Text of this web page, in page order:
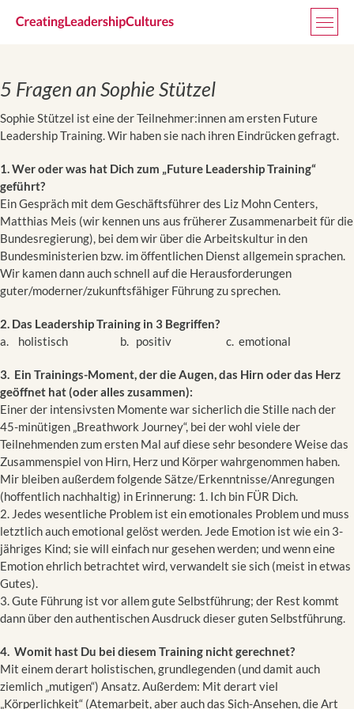
Zum Inhalt springen
5 Fragen an Sophie Stützel
Sophie Stützel ist eine der Teilnehmer:innen am ersten Future
Leadership Training. Wir haben sie nach ihren Eindrücken gefragt.
1. Wer oder was hat Dich zum „Future Leadership Training“
geführt?
Ein Gespräch mit dem Geschäftsführer des Liz Mohn Centers,
Matthias Meis (wir kennen uns aus früherer Zusammenarbeit für die
Bundesregierung), bei dem wir über die Arbeitskultur in den
Bundesministerien bzw. im öffentlichen Dienst allgemein sprachen.
Wir kamen dann auch schnell auf die Herausforderungen
guter/moderner/zukunftsfähiger Führung zu sprechen.
2. Das Leadership Training in 3 Begriffen?
a. holistisch b. positiv c. emotional
3. Ein Trainings-Moment, der die Augen, das Hirn oder das Herz
geöffnet hat (oder alles zusammen):
Einer der intensivsten Momente war sicherlich die Stille nach der
45-minütigen „Breathwork Journey“, bei der wohl viele der
Teilnehmenden zum ersten Mal auf diese sehr besondere Weise das
Zusammenspiel von Hirn, Herz und Körper wahrgenommen haben.
Mir bleiben außerdem folgende Sätze/Erkenntnisse/Anregungen
(hoffentlich nachhaltig) in Erinnerung: 1. Ich bin FÜR Dich.
2. Jedes wesentliche Problem ist ein emotionales Problem und muss
letztlich auch emotional gelöst werden. Jede Emotion ist wie ein 3-
jähriges Kind; sie will einfach nur gesehen werden; und wenn eine
Emotion ehrlich betrachtet wird, verwandelt sie sich (meist in etwas
Gutes).
3. Gute Führung ist vor allem gute Selbstführung; der Rest kommt
dann über den authentischen Ausdruck dieser guten Selbstführung.
4. Womit hast Du bei diesem Training nicht gerechnet?
Mit einem derart holistischen, grundlegenden (und damit auch
ziemlich „mutigen“) Ansatz. Außerdem: Mit derart viel
„Körperlichkeit“ (Atemarbeit, aber auch das Sich-Ansehen, die Art